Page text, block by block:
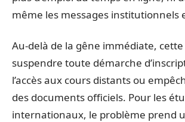
même les messages institutionnels
Au-delà de la gêne immédiate,
suspendre toute démarche
l’accès aux cours distants ou
des documents officiels. Pour les
internationaux, le problème prend